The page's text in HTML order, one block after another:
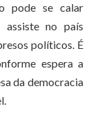
pode se calar
assiste no país
políticos. É
espera a
da democracia